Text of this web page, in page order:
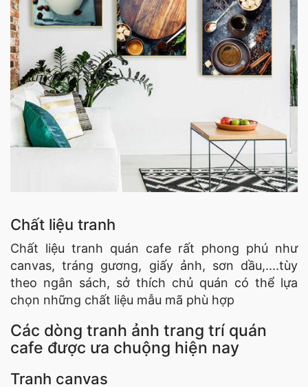
Chất liệu tranh
Chất liệu tranh quán cafe rất phong phú như
canvas, tráng gương, giấy ảnh, sơn dầu,....tùy
theo ngân sách, sở thích chủ quán có thể lựa
chọn những chất liệu mẫu mã phù hợp
Các dòng tranh ảnh trang trí quán
cafe được ưa chuộng hiện nay
Tranh canvas